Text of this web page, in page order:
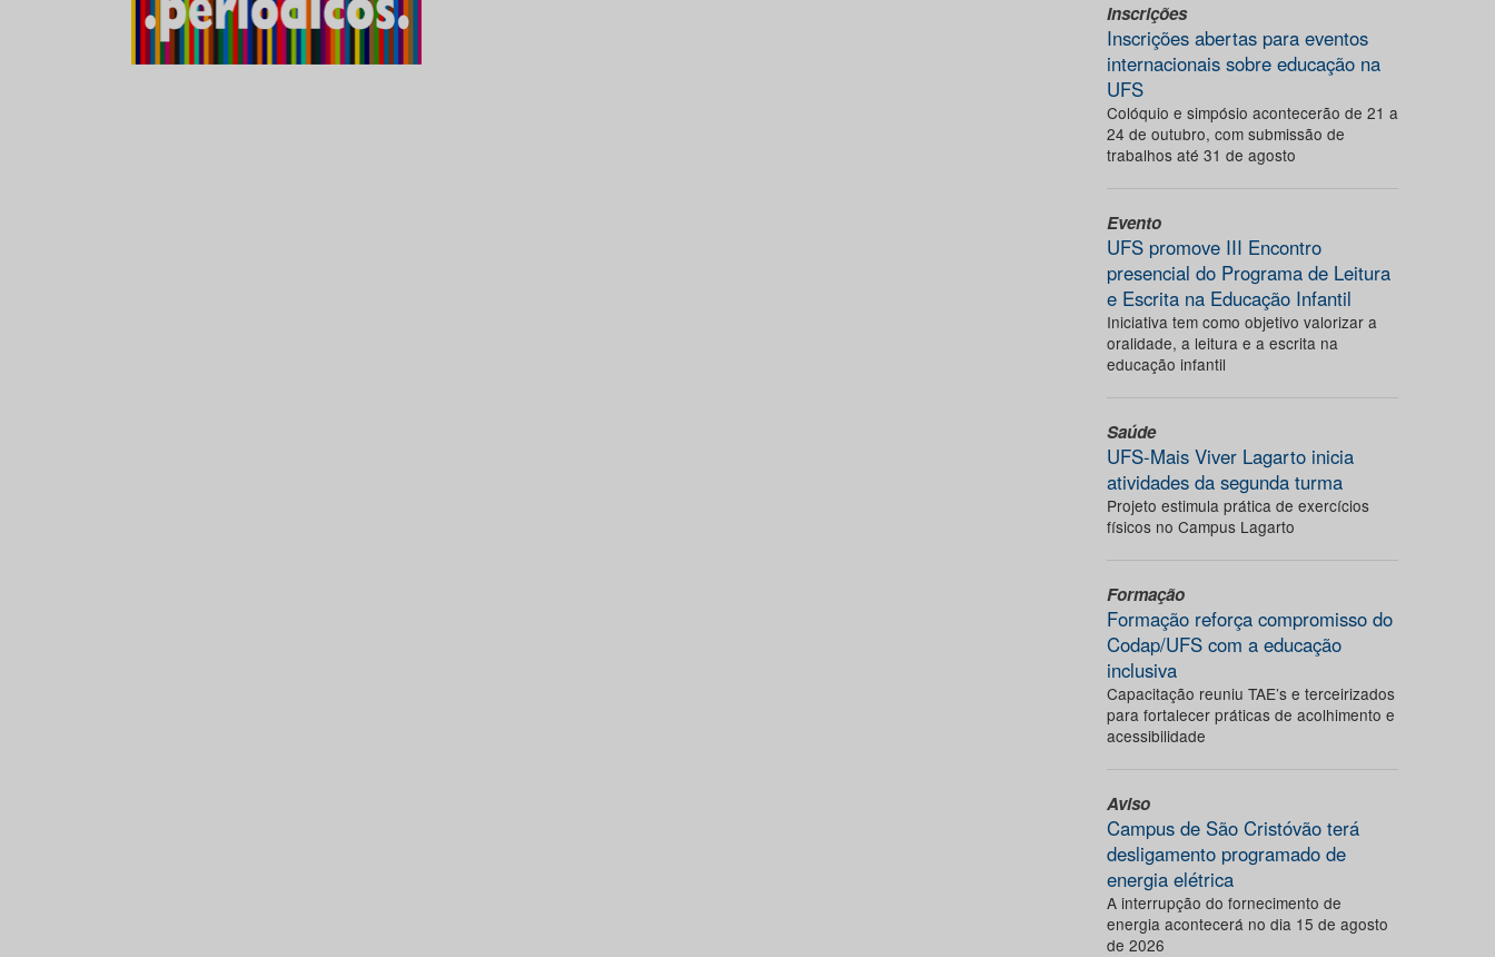
Inscrições
Inscrições abertas para eventos
internacionais sobre educação na
UFS
Colóquio e simpósio acontecerão de 21 a
24 de outubro, com submissão de
trabalhos até 31 de agosto
Evento
UFS promove III Encontro
presencial do Programa de Leitura
e Escrita na Educação Infantil
Iniciativa tem como objetivo valorizar a
oralidade, a leitura e a escrita na
educação infantil
Saúde
UFS-Mais Viver Lagarto inicia
atividades da segunda turma
Projeto estimula prática de exercícios
físicos no Campus Lagarto
Formação
Formação reforça compromisso do
Codap/UFS com a educação
inclusiva
Capacitação reuniu TAE’s e terceirizados
para fortalecer práticas de acolhimento e
acessibilidade
Aviso
Campus de São Cristóvão terá
desligamento programado de
energia elétrica
A interrupção do fornecimento de
energia acontecerá no dia 15 de agosto
de 2026